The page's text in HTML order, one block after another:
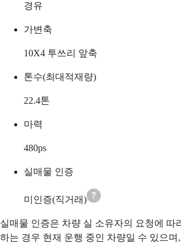
경유
가변축
10X4 투쓰리 앞축
톤수(최대적재량)
22.4톤
마력
480ps
실매물 인증
미인증(직거래)
실매물 인증은 차량 실 소유자의 요청에 따
하는 경우 현재 운행 중인 차량일 수 있으며